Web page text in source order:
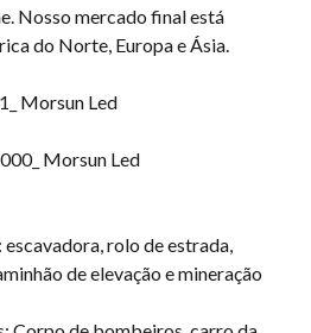
Nosso mercado final está
do Norte, Europa e Ásia.
rolo de estrada,
de elevação e mineração